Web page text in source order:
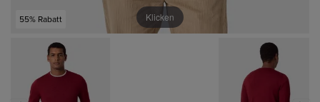
55% Rabatt Klicken